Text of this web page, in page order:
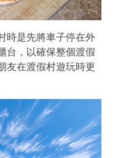
時是先將車子停在外
台，以確保整個渡假
友在渡假村遊玩時更